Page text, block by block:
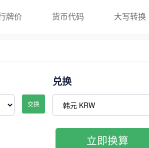
牌价 货币代码 大写转换
交换
兑换
立即换算